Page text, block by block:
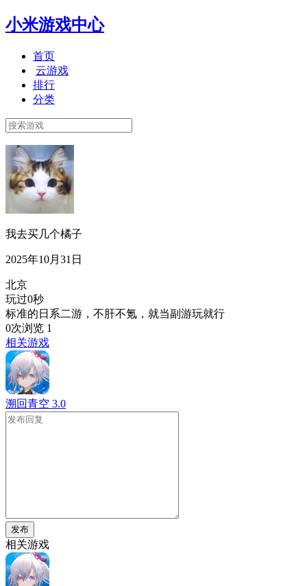
小米游戏中心
首页
云游戏
排行
分类
我去买几个橘子
2025年10月31日
北京
玩过0秒
标准的日系二游，不肝不氪，就当副游玩就行
0次浏览 1
相关游戏
溯回青空 3.0
发布
相关游戏